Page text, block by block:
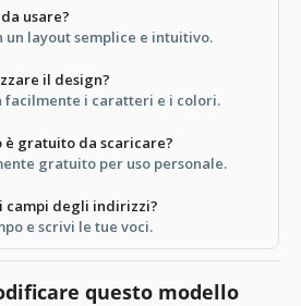
usare?
un layout semplice e intuitivo.
il design?
facilmente i caratteri e i colori.
è gratuito da scaricare?
gratuito per uso personale.
campi degli indirizzi?
e scrivi le tue voci.
questo modello